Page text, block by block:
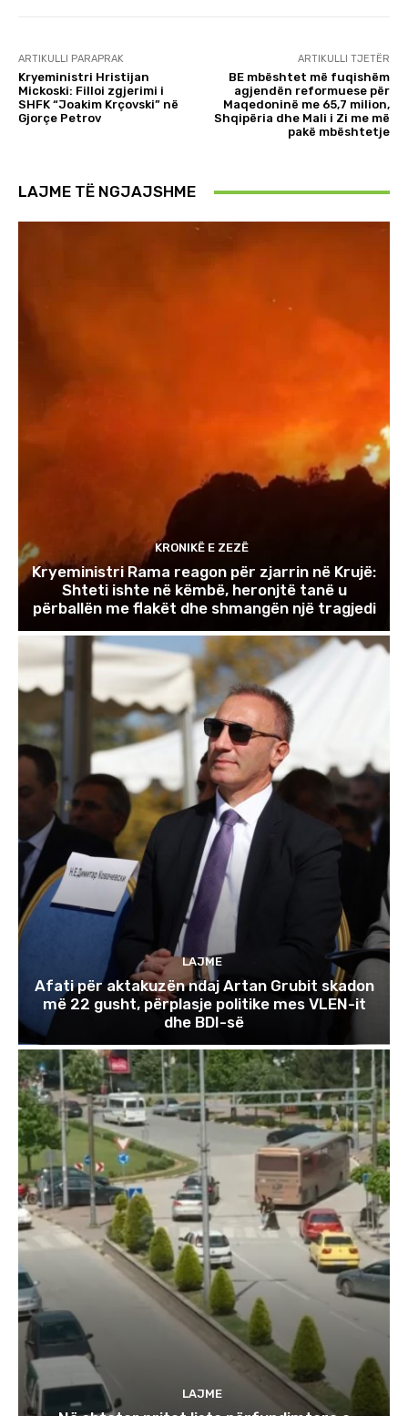
ARTIKULLI PARAPRAK
Kryeministri Hristijan
Mickoski: Filloi zgjerimi i
SHFK “Joakim Krçovski” në
Gjorçe Petrov
ARTIKULLI TJETËR
BE mbështet më fuqishëm
agjendën reformuese për
Maqedoninë me 65,7 milion,
Shqipëria dhe Mali i Zi me më
pakë mbështetje
LAJME TË NGJAJSHME
KRONIKË E ZEZË
Kryeministri Rama reagon për zjarrin në Krujë:
Shteti ishte në këmbë, heronjtë tanë u
përballën me flakët dhe shmangën një tragjedi
LAJME
Afati për aktakuzën ndaj Artan Grubit skadon
më 22 gusht, përplasje politike mes VLEN-it
dhe BDI-së
LAJME